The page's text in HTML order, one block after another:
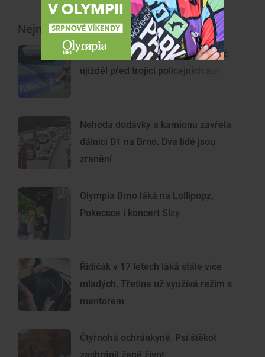
Nejnovější články
Policejní honička jako z filmu. Řidič
ujížděl před trojicí policejních aut
Nehoda dodávky a kamionu zavřela
dálnici D1 na Brno. Dva lidé jsou
zranění
Olympia Brno láká na Lollipopz,
Pokeccce i koncert Slzy
Řidičák v 17 letech láká stále více
mladých. Třetina už využívá režim s
mentorem
Čtyřnohá ochránkyně. Psí štěkot
zachránil ženě život